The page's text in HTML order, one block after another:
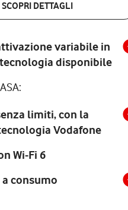
SCOPRI DETTAGLI
variabile in
disponibile
limiti, con la
Vodafone
Wi-Fi 6
consumo